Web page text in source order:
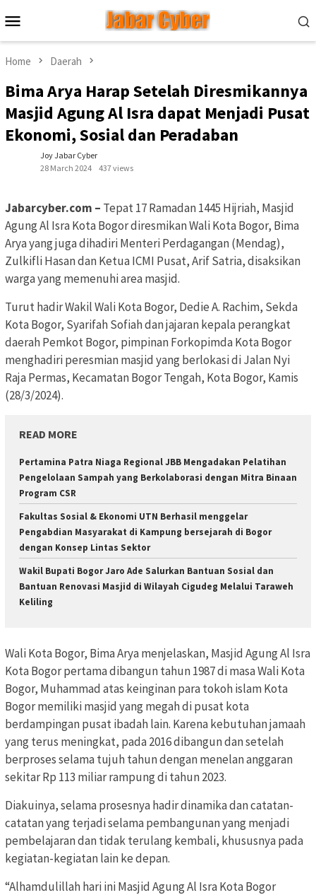
to
contentMenu
Home Daerah
Bima Arya Harap Setelah Diresmikannya
Masjid Agung Al Isra dapat Menjadi Pusat
Ekonomi, Sosial dan Peradaban
Joy Jabar Cyber
28 March 2024
437 views
Jabarcyber.com – Tepat 17 Ramadan 1445 Hijriah, Masjid
Agung Al Isra Kota Bogor diresmikan Wali Kota Bogor, Bima
Arya yang juga dihadiri Menteri Perdagangan (Mendag),
Zulkifli Hasan dan Ketua ICMI Pusat, Arif Satria, disaksikan
warga yang memenuhi area masjid.
Turut hadir Wakil Wali Kota Bogor, Dedie A. Rachim, Sekda
Kota Bogor, Syarifah Sofiah dan jajaran kepala perangkat
daerah Pemkot Bogor, pimpinan Forkopimda Kota Bogor
menghadiri peresmian masjid yang berlokasi di Jalan Nyi
Raja Permas, Kecamatan Bogor Tengah, Kota Bogor, Kamis
(28/3/2024).
READ MORE
Pertamina Patra Niaga Regional JBB Mengadakan Pelatihan
Pengelolaan Sampah yang Berkolaborasi dengan Mitra Binaan
Program CSR
Fakultas Sosial & Ekonomi UTN Berhasil menggelar
Pengabdian Masyarakat di Kampung bersejarah di Bogor
dengan Konsep Lintas Sektor
Wakil Bupati Bogor Jaro Ade Salurkan Bantuan Sosial dan
Bantuan Renovasi Masjid di Wilayah Cigudeg Melalui Taraweh
Keliling
Wali Kota Bogor, Bima Arya menjelaskan, Masjid Agung Al Isra
Kota Bogor pertama dibangun tahun 1987 di masa Wali Kota
Bogor, Muhammad atas keinginan para tokoh islam Kota
Bogor memiliki masjid yang megah di pusat kota
berdampingan pusat ibadah lain. Karena kebutuhan jamaah
yang terus meningkat, pada 2016 dibangun dan setelah
berproses selama tujuh tahun dengan menelan anggaran
sekitar Rp 113 miliar rampung di tahun 2023.
Diakuinya, selama prosesnya hadir dinamika dan catatan-
catatan yang terjadi selama pembangunan yang menjadi
pembelajaran dan tidak terulang kembali, khususnya pada
kegiatan-kegiatan lain ke depan.
“Alhamdulillah hari ini Masjid Agung Al Isra Kota Bogor